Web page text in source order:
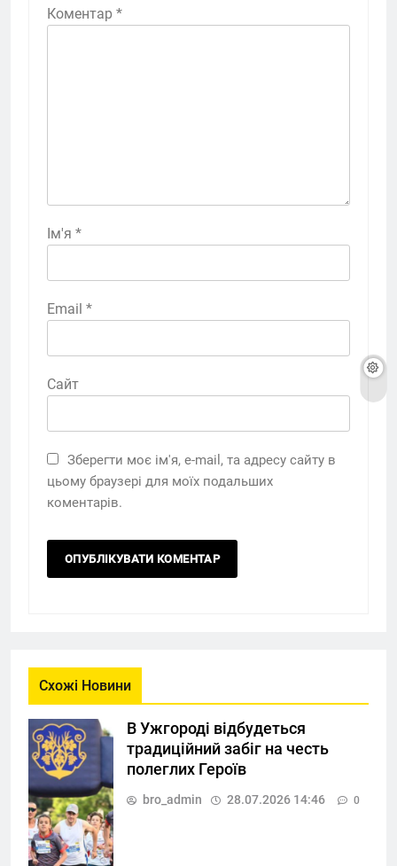
Коментар *
Ім'я *
Email *
Сайт
Зберегти моє ім'я, e-mail, та адресу сайту в
цьому браузері для моїх подальших
коментарів.
Схожі Новини
В Ужгороді відбудеться
традиційний забіг на честь
полеглих Героїв
bro_admin 28.07.2026 14:46 0